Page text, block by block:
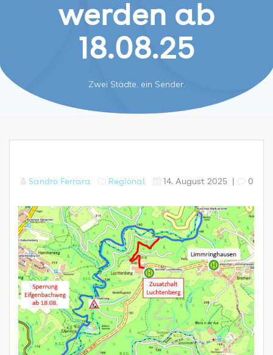
werden ab
18.08.25
Zwei Städte, ein Sender.
Sandro Ferrara Regional 14. August 2025| 0